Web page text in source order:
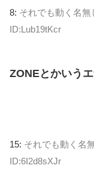
8: それでも動く名無
ID:Lub19tKcr
ZONEとかいう
15: それでも動く名
ID:6I2d8sXJr